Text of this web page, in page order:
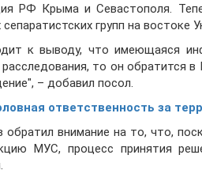
РФ Крыма и Севастополя.
групп на востоке
к выводу, что имеющаяся
то он обратится
– добавил посол.
ответственность за
внимание на то, что,
МУС, процесс принятия